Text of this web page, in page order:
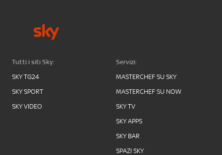
Tutti i siti Sky:
SKY TG24
SKY SPORT
SKY VIDEO
Servizi:
MASTERCHEF SU SKY
MASTERCHEF SU NOW
SKY TV
SKY APPS
SKY BAR
SPAZI SKY